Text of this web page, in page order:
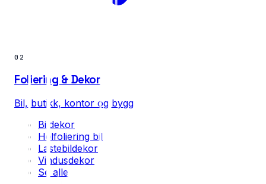
02
Foliering & Dekor
Bil, butikk, kontor og bygg
Bildekor
Helfoliering bil
Lastebildekor
Vindusdekor
Se alle